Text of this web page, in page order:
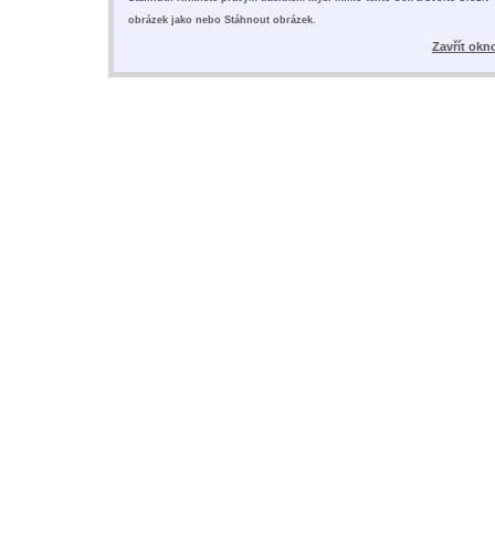
obrázek jako nebo Stáhnout obrázek.
Zavřít